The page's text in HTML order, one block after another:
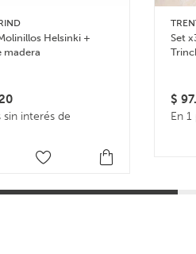
Helsinki +
madera
interés de
Set
$
En